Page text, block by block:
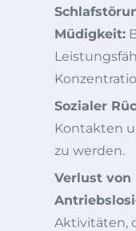
Müdigkeit:
Sozialer
Kontakten
zu werden.
Verlust von
Aktivitäten,